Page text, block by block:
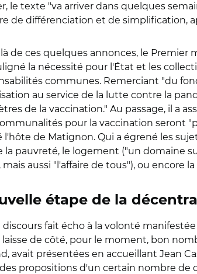
sur Facebook
sur Linkedin
sur Twitter
sur Courriel
le texte "va arriver dans quelques
de différenciation et de simplification,
de ces quelques annonces, le
la nécessité pour l'État et les
communes. Remerciant "du
au service de la lutte contre la
de la vaccination." Au passage, il a
pour la vaccination seront
l'hôte de Matignon. Qui a égrené les
la pauvreté, le logement ("un domaine
mais aussi "l'affaire de tous"), ou
étape de la
discours fait écho à la volonté
laisse de côté, pour le moment, bon
avait présentées en accueillant Jean
propositions d'un certain nombre de